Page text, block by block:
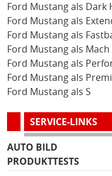
Ford Mustang als Dark
Ford Mustang als
Ford Mustang als
Ford Mustang als Mach
Ford Mustang als
Ford Mustang als
Ford Mustang als S
SERVICE-LINKS
AUTO BILD
PRODUKTTESTS